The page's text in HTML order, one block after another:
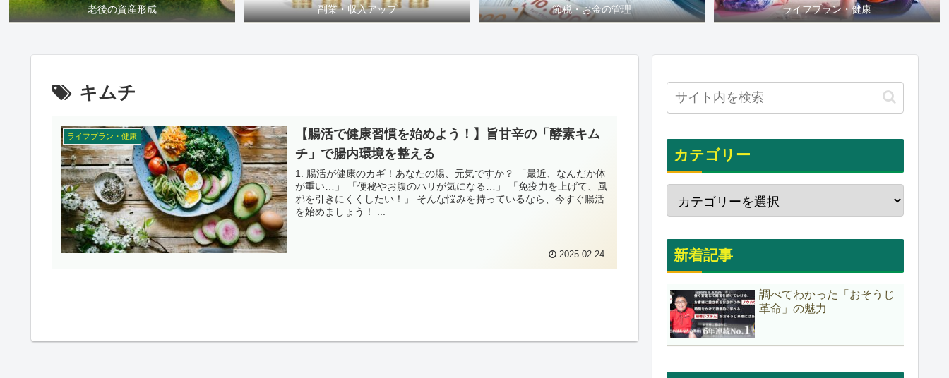
老後の資産形成 副業・収入アップ 節税・お金の管理 ライフプラン・健康
キムチ
ライフプラン・健康
【腸活で健康習慣を始めよう！】旨甘辛の「酵素キム
チ」で腸内環境を整える
1. 腸活が健康のカギ！あなたの腸、元気ですか？ 「最近、なんだか体
が重い…」 「便秘やお腹のハリが気になる…」 「免疫力を上げて、風
邪を引きにくくしたい！」 そんな悩みを持っているなら、今すぐ腸活
を始めましょう！ ...
2025.02.24
カテゴリー
新着記事
調べてわかった「おそうじ
革命」の魅力